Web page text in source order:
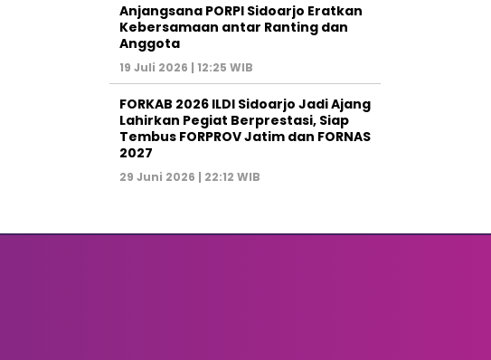
Anjangsana PORPI Sidoarjo Eratkan
Kebersamaan antar Ranting dan
Anggota
19 Juli 2026 | 12:25 WIB
FORKAB 2026 ILDI Sidoarjo Jadi Ajang
Lahirkan Pegiat Berprestasi, Siap
Tembus FORPROV Jatim dan FORNAS
2027
29 Juni 2026 | 22:12 WIB